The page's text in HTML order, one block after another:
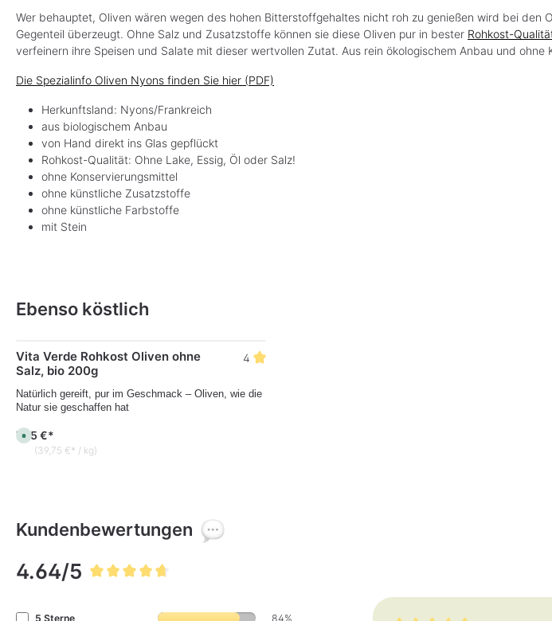
Wer behauptet, Oliven wären wegen des hohen Bitterstoffgehaltes nicht roh zu genießen wird bei den
Gegenteil überzeugt. Ohne Salz und Zusatzstoffe können sie diese Oliven pur in bester Rohkost-
verfeinern ihre Speisen und Salate mit dieser wertvollen Zutat. Aus rein ökologischem Anbau und ohne
Die Spezialinfo Oliven Nyons finden Sie hier (PDF)
Herkunftsland: Nyons/Frankreich
aus biologischem Anbau
von Hand direkt ins Glas gepflückt
Rohkost-Qualität: Ohne Lake, Essig, Öl oder Salz!
ohne Konservierungsmittel
ohne künstliche Zusatzstoffe
ohne künstliche Farbstoffe
mit Stein
Ebenso köstlich
Vita Verde Rohkost Oliven ohne
Salz, bio 200g
4
Natürlich gereift, pur im Geschmack – Oliven, wie die
Natur sie geschaffen hat
S
o
f
ü
r
,
7,95 €*
(39,75 €* / kg)
Kundenbewertungen
4.64/5
5 Sterne 84%